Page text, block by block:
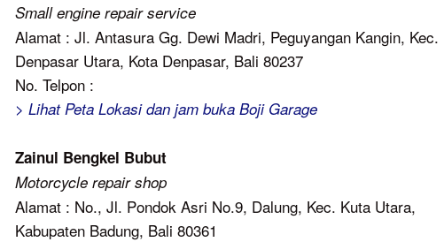
Small engine repair service
Alamat : Jl. Antasura Gg. Dewi Madri, Peguyangan Kangin, Kec.
Denpasar Utara, Kota Denpasar, Bali 80237
No. Telpon :
> Lihat Peta Lokasi dan jam buka Boji Garage
Zainul Bengkel Bubut
Motorcycle repair shop
Alamat : No., Jl. Pondok Asri No.9, Dalung, Kec. Kuta Utara,
Kabupaten Badung, Bali 80361